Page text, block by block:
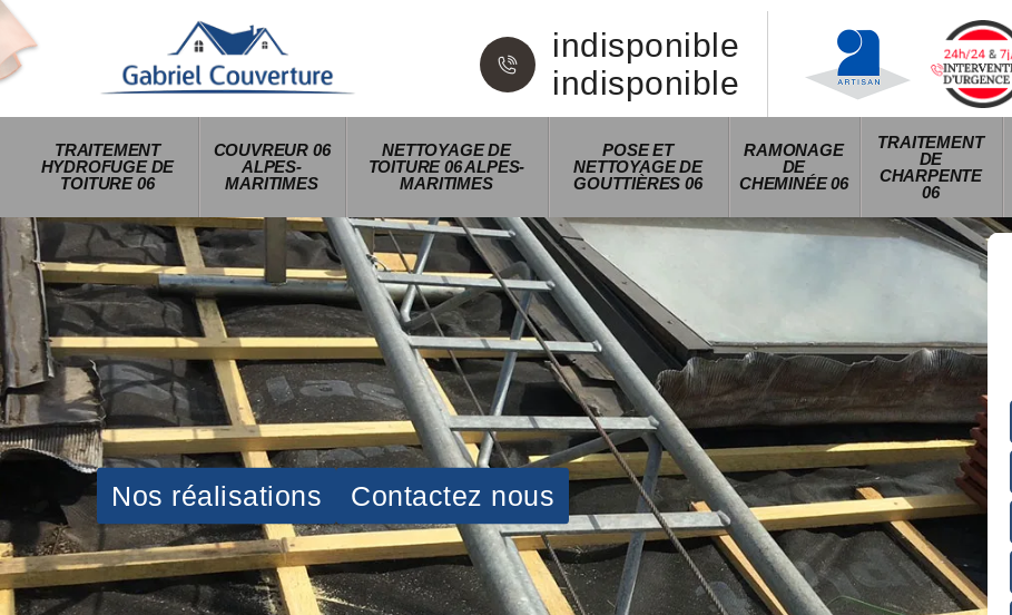
indisponible
indisponible
TRAITEMENT
HYDROFUGE DE
TOITURE 06
COUVREUR 06
ALPES-
MARITIMES
NETTOYAGE DE
TOITURE 06 ALPES-
MARITIMES
POSE ET
NETTOYAGE DE
GOUTTIÈRES 06
RAMONAGE
DE
CHEMINÉE 06
TRAITEMENT
DE
CHARPENTE
06
Nos réalisations Contactez nous